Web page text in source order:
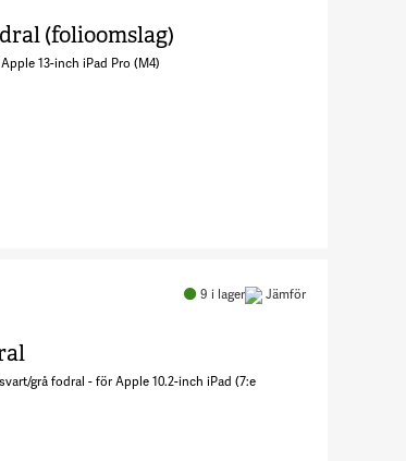
(folioomslag)
13-inch iPad Pro (M4)
Tangentbord
9 i lager Jämför
grå fodral - för Apple 10.2-inch iPad (7:e